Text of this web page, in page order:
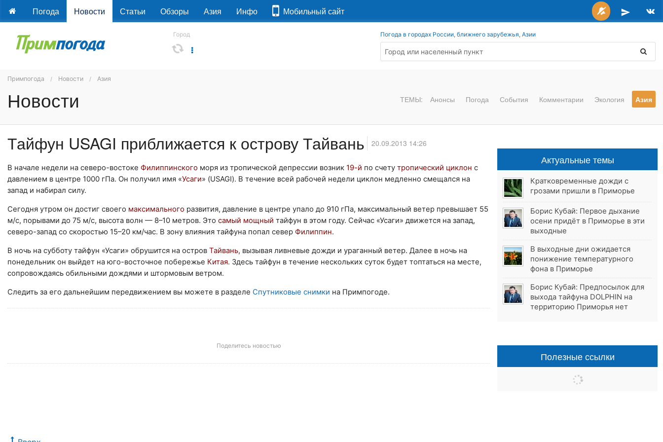
Погода Новости Статьи Обзоры Азия Инфо Мобильный сайт
Город Погода в городах России, ближнего зарубежья, Азии
Примпогода Новости Азия
Новости ТЕМЫ: Анонсы Погода События Комментарии Экология Азия
Тайфун USAGI приближается к острову Тайвань 20.09.2013 14:26
В начале недели на северо-востоке Филиппинского моря из тропической депрессии возник 19-й по счету тропический циклон с
давлением в центре 1000 гПа. Он получил имя «Усаги» (USAGI). В течение всей рабочей недели циклон медленно смещался на
запад и набирал силу.
Сегодня утром он достиг своего максимального развития, давление в центре упало до 910 гПа, максимальный ветер превышает 55
м/с, порывами до 75 м/с, высота волн — 8–10 метров. Это самый мощный тайфун в этом году. Сейчас «Усаги» движется на запад,
северо-запад со скоростью 15–20 км/час. В зону влияния тайфуна попал север Филиппин.
В ночь на субботу тайфун «Усаги» обрушится на остров Тайвань, вызывая ливневые дожди и ураганный ветер. Далее в ночь на
понедельник он выйдет на юго-восточное побережье Китая. Здесь тайфун в течение нескольких суток будет топтаться на месте,
сопровождаясь обильными дождями и штормовым ветром.
Следить за его дальнейшим передвижением вы можете в разделе Спутниковые снимки на Примпогоде.
Поделитесь новостью
Актуальные темы
Кратковременные дожди с
грозами пришли в Приморье
Борис Кубай: Первое дыхание
осени придёт в Приморье в эти
выходные
В выходные дни ожидается
понижение температурного
фона в Приморье
Борис Кубай: Предпосылок для
выхода тайфуна DOLPHIN на
территорию Приморья нет
Полезные ссылки